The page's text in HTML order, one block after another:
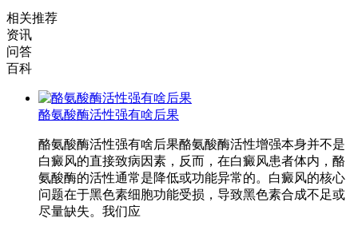
相关推荐
资讯
问答
百科
酪氨酸酶活性强有啥后果
酪氨酸酶活性强有啥后果酪氨酸酶活性增强本身并不是
白癜风的直接致病因素，反而，在白癜风患者体内，酪
氨酸酶的活性通常是降低或功能异常的。白癜风的核心
问题在于黑色素细胞功能受损，导致黑色素合成不足或
尽量缺失。我们应